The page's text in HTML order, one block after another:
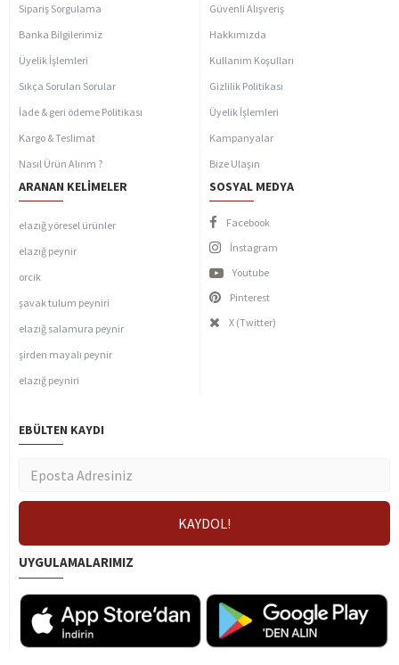
Sipariş Sorgulama
Banka Bilgilerimiz
Üyelik İşlemleri
Sıkça Sorulan Sorular
İade & geri ödeme Politikası
Kargo & Teslimat
Nasıl Ürün Alırım ?
Güvenli Alışveriş
Hakkımızda
Kullanım Koşulları
Gizlilik Politikası
Üyelik İşlemleri
Kampanyalar
Bize Ulaşın
ARANAN KELIMELER
elazığ yöresel ürünler
elazığ peynir
orcik
şavak tulum peyniri
elazığ salamura peynir
şirden mayalı peynir
elazığ peyniri
SOSYAL MEDYA
Facebook
İnstagram
Youtube
Pinterest
X (Twitter)
EBÜLTEN KAYDI
UYGULAMALARIMIZ